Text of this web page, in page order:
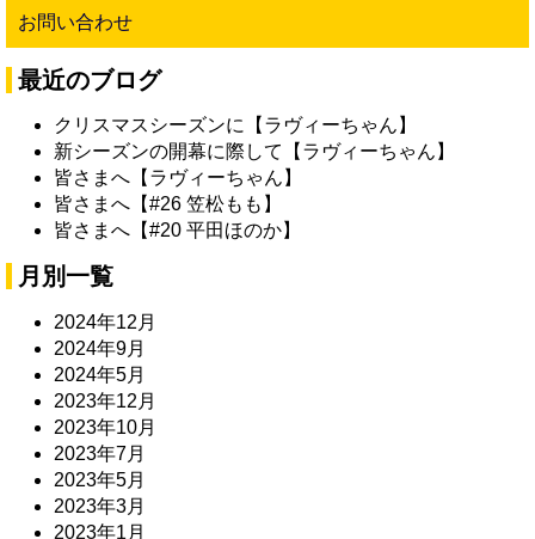
お問い合わせ
最近のブログ
クリスマスシーズンに【ラヴィーちゃん】
新シーズンの開幕に際して【ラヴィーちゃん】
皆さまへ【ラヴィーちゃん】
皆さまへ【#26 笠松もも】
皆さまへ【#20 平田ほのか】
月別一覧
2024年12月
2024年9月
2024年5月
2023年12月
2023年10月
2023年7月
2023年5月
2023年3月
2023年1月